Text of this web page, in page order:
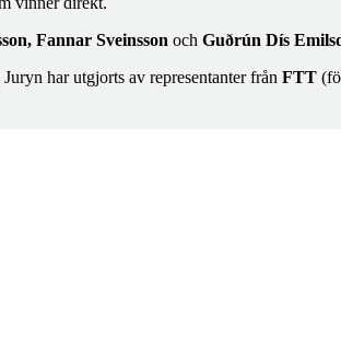
Fannar Sveinsson och Guðrún Dís
har utgjorts av representanter från FTT